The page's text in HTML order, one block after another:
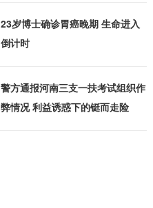
23岁博士确诊胃癌晚期 生命进入
倒计时
警方通报河南三支一扶考试组织作
弊情况 利益诱惑下的铤而走险